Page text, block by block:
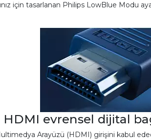
tasarlanan Philips LowBlue Modu ayarı,
HDMI evrensel dijital
Arayüzü (HDMI) girişini kabul